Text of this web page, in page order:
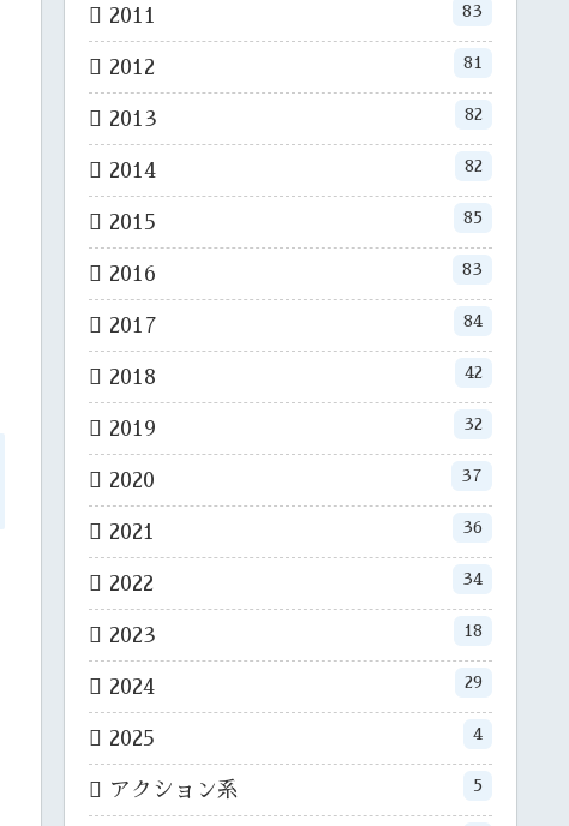
2011 83
2012 81
2013 82
2014 82
2015 85
2016 83
2017 84
2018 42
2019 32
2020 37
2021 36
2022 34
2023 18
2024 29
2025 4
アクション系 5